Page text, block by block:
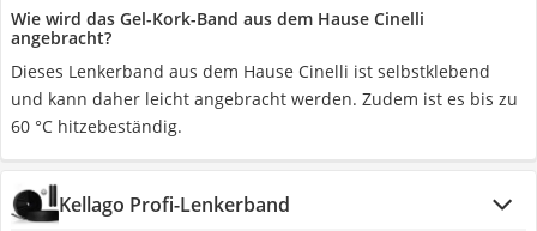
Wie wird das Gel-Kork-Band aus dem Hause Cinelli
angebracht?
Dieses Lenkerband aus dem Hause Cinelli ist selbstklebend
und kann daher leicht angebracht werden. Zudem ist es bis zu
60 °C hitzebeständig.
Kellago Profi-Lenkerband